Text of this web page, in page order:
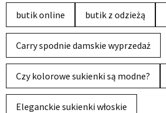
butik online butik z odzieżą
Carry spodnie damskie wyprzedaż
Czy kolorowe sukienki są modne?
Eleganckie sukienki włoskie